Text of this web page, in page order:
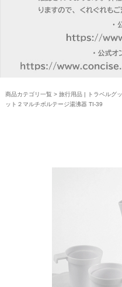
商品カテゴリ一覧 > 旅行用品 | トラベルグ
ット２マルチボルテージ湯沸器 TI-39